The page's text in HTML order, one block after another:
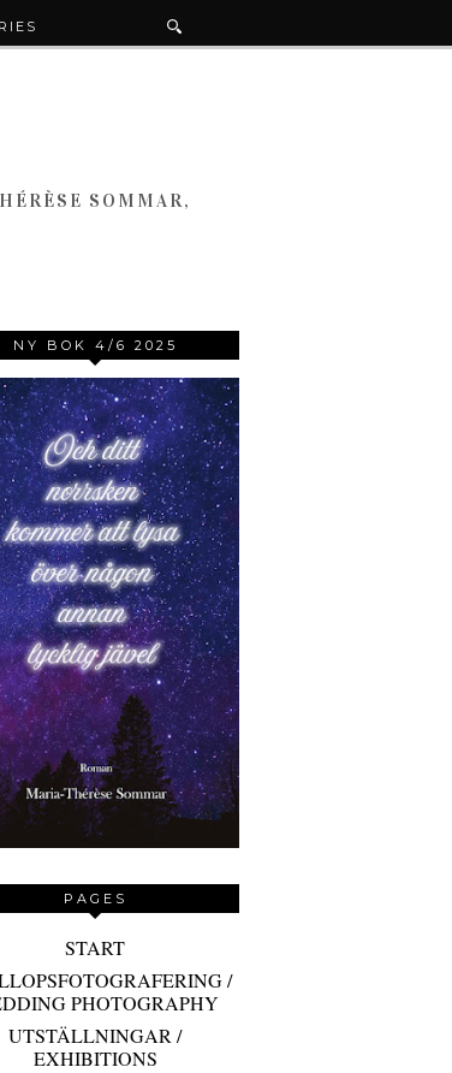
SOMMAR,
NY BOK 4/6 2025
PAGES
START
/
PHOTOGRAPHY
UTSTÄLLNINGAR /
EXHIBITIONS